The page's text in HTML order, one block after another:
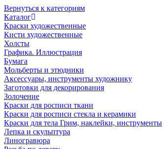
Вернуться к категориям
Каталог
Краски художественные
Кисти художественные
Холсты
Графика. Иллюстрация
Бумага
Мольберты и этюдники
Аксессуары, инструменты художнику
Заготовки для декорирования
Золочение
Краски для росписи ткани
Краски для росписи стекла и керамики
Краски для тела Грим, наклейки, инструменты
Лепка и скульптура
Линогравюра